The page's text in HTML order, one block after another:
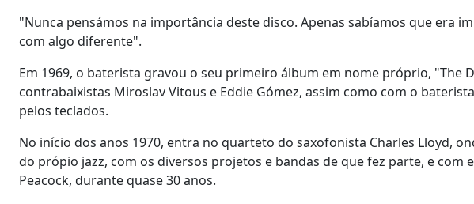
"Nunca pensámos na importância deste disco. Apenas sabíamos que era
com algo diferente".
Em 1969, o baterista gravou o seu primeiro álbum em nome próprio, "The
contrabaixistas Miroslav Vitous e Eddie Gómez, assim como com o
pelos teclados.
No início dos anos 1970, entra no quarteto do saxofonista Charles Lloyd,
do própio jazz, com os diversos projetos e bandas de que fez parte, e com
Peacock, durante quase 30 anos.